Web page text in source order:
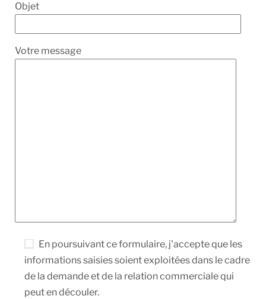
Objet
Votre message
En poursuivant ce formulaire, j'accepte que les
informations saisies soient exploitées dans le cadre
de la demande et de la relation commerciale qui
peut en découler.